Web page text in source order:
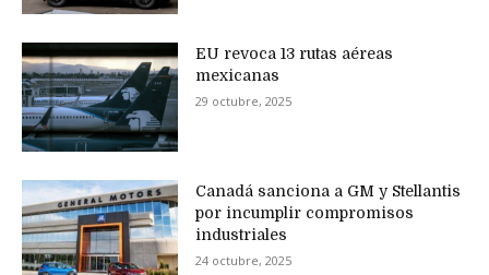
EU revoca 13 rutas aéreas
mexicanas
29 octubre, 2025
Canadá sanciona a GM y Stellantis
por incumplir compromisos
industriales
24 octubre, 2025